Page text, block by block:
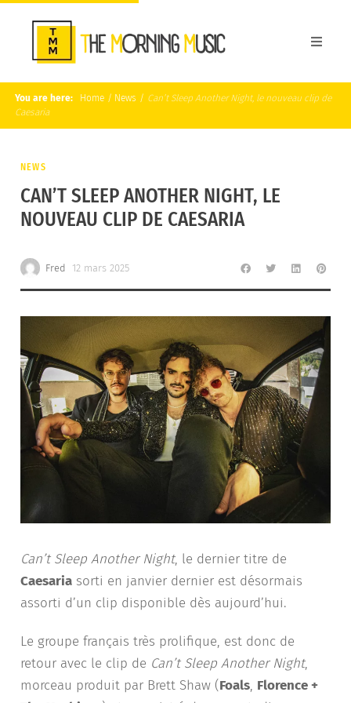
You are here: Home / News / Can’t Sleep Another Night, le nouveau clip de
Caesaria
NEWS
CAN’T SLEEP ANOTHER NIGHT, LE
NOUVEAU CLIP DE CAESARIA
Fred 12 mars 2025
Can’t Sleep Another Night, le dernier titre de
Caesaria sorti en janvier dernier est désormais
assorti d’un clip disponible dès aujourd’hui.
Le groupe français très prolifique, est donc de
retour avec le clip de Can’t Sleep Another Night,
morceau produit par Brett Shaw (Foals, Florence +